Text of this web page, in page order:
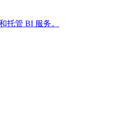
托管 BI 服务。